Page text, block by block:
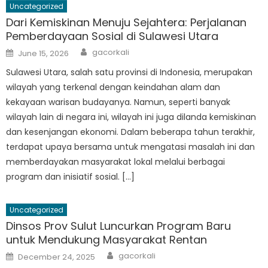
Uncategorized
Dari Kemiskinan Menuju Sejahtera: Perjalanan
Pemberdayaan Sosial di Sulawesi Utara
Posted
on
June 15, 2026 Author
gacorkali
Sulawesi Utara, salah satu provinsi di Indonesia, merupakan
wilayah yang terkenal dengan keindahan alam dan
kekayaan warisan budayanya. Namun, seperti banyak
wilayah lain di negara ini, wilayah ini juga dilanda kemiskinan
dan kesenjangan ekonomi. Dalam beberapa tahun terakhir,
terdapat upaya bersama untuk mengatasi masalah ini dan
memberdayakan masyarakat lokal melalui berbagai
program dan inisiatif sosial. […]
Uncategorized
Dinsos Prov Sulut Luncurkan Program Baru
untuk Mendukung Masyarakat Rentan
Posted
on
December 24, 2025 Author
gacorkali